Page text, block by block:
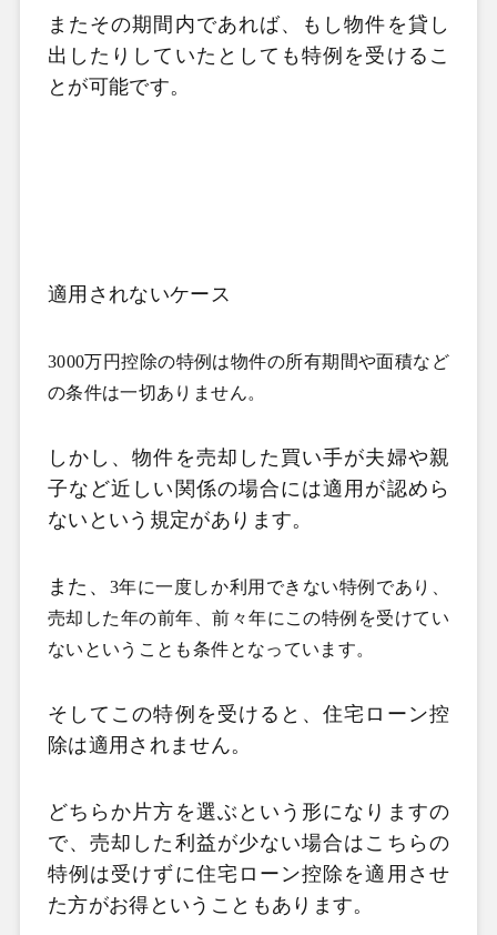
またその期間内であれば、もし物件を貸し
出したりしていたとしても特例を受けるこ
とが可能です。
適用されないケース
3000万円控除の特例は物件の所有期間や面積など
の条件は一切ありません。
しかし、物件を売却した買い手が夫婦や親
子など近しい関係の場合には適用が認めら
ないという規定があります。
また、
3年に一度しか利用できない特例であり、
売却した年の前年、前々年にこの特例を受けてい
ないということも条件となっています。
そしてこの特例を受けると、住宅ローン控
除は適用されません。
どちらか片方を選ぶという形になりますの
で、売却した利益が少ない場合はこちらの
特例は受けずに住宅ローン控除を適用させ
た方がお得ということもあります。